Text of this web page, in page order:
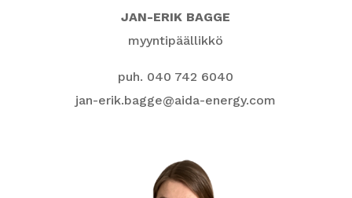
JAN-ERIK BAGGE
myyntipäällikkö
puh. 040 742 6040
jan-erik.bagge@aida-energy.com